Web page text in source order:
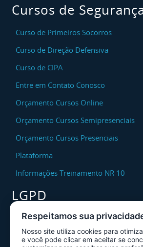
Cursos de
Curso de Primeiros Socorros
Curso de Direção Defensiva
Curso de CIPA
Entre em Contato Conosco
Orçamento Cursos Online
Orçamento Cursos Semipresenciais
Orçamento Cursos Presenciais
Plataforma
Informações Treinamento NR 10
LGPD
Encarregado DPO
Canal de Atendimento ao Titular dos
Dados
Respeitamos sua
Nosso site utiliza cookies para
e você pode clicar em aceitar se